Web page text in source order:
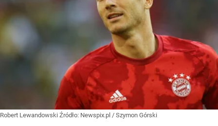
Robert Lewandowski Źródło: Newspix.pl / Szymon Górski